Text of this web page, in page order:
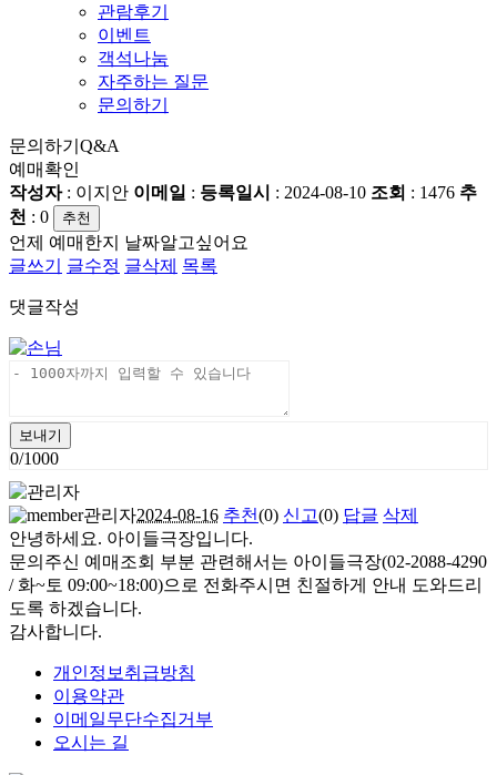
관람후기
이벤트
객석나눔
자주하는 질문
문의하기
문의하기 Q&A
예매확인
작성자: 이지안 이메일 : 등록일시 : 2024-08-10 조회 : 1476 추
천 : 0 추천
언제 예매한지 날짜알고싶어요
글쓰기
글수정 글삭제 목록
댓글작성
보내기
0/1000
관리자2024-08-16 추천(0) 신고(0) 답글 삭제
안녕하세요. 아이들극장입니다.
문의주신 예매조회 부분 관련해서는 아이들극장(02-2088-4290
/ 화~토 09:00~18:00)으로 전화주시면 친절하게 안내 도와드리
도록 하겠습니다.
감사합니다.
개인정보취급방침
이용약관
이메일무단수집거부
오시는 길